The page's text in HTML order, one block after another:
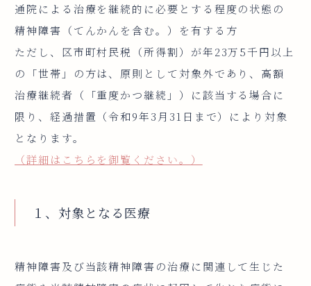
通院による治療を継続的に必要とする程度の状態の
精神障害（てんかんを含む。）を有する方
ただし、区市町村民税（所得割）が年23万5千円以上
の「世帯」の方は、原則として対象外であり、高額
治療継続者（「重度かつ継続」）に該当する場合に
限り、経過措置（令和9年3月31日まで）により対象
となります。
（詳細はこちらを御覧ください。）
１、対象となる医療
精神障害及び当該精神障害の治療に関連して生じた